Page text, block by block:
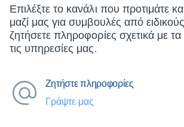
Επιλέξτε το κανάλι που προτιμάτε
μαζί μας για συμβουλές από
ζητήσετε πληροφορίες σχετικά με τα
τις υπηρεσίες μας.
Ζητήστε πληροφορίες
Γράψτε μας